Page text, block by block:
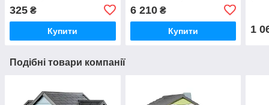
325 ₴
Купити
6 210₴
Купити 1
Подібні товари компанії